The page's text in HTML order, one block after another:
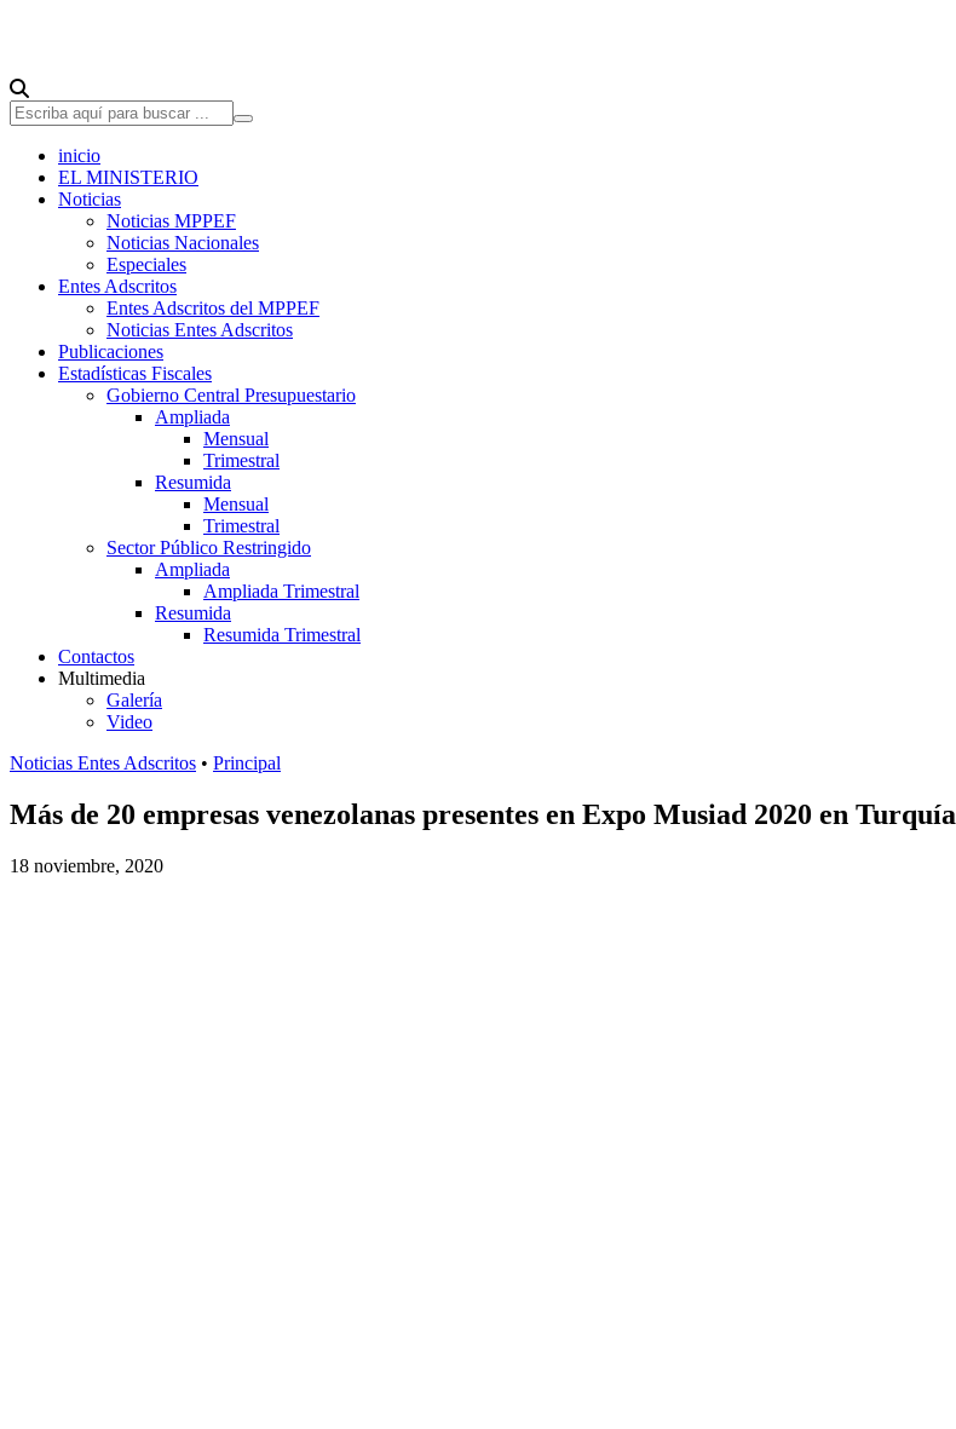
inicio
EL MINISTERIO
Noticias
Noticias MPPEF
Noticias Nacionales
Especiales
Entes Adscritos
Entes Adscritos del MPPEF
Noticias Entes Adscritos
Publicaciones
Estadísticas Fiscales
Gobierno Central Presupuestario
Ampliada
Mensual
Trimestral
Resumida
Mensual
Trimestral
Sector Público Restringido
Ampliada
Ampliada Trimestral
Resumida
Resumida Trimestral
Contactos
Multimedia
Galería
Video
Noticias Entes Adscritos • Principal
Más de 20 empresas venezolanas presentes en Expo Musiad 2020 en Turquía
18 noviembre, 2020